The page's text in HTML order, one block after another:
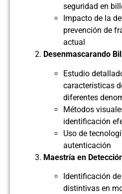
seguridad en
Impacto de la
prevención de
actual
Desenmascarando
Estudio
características
diferentes
Métodos
identificación
Uso de
autenticación
Maestría en
Identificación
distintivas en